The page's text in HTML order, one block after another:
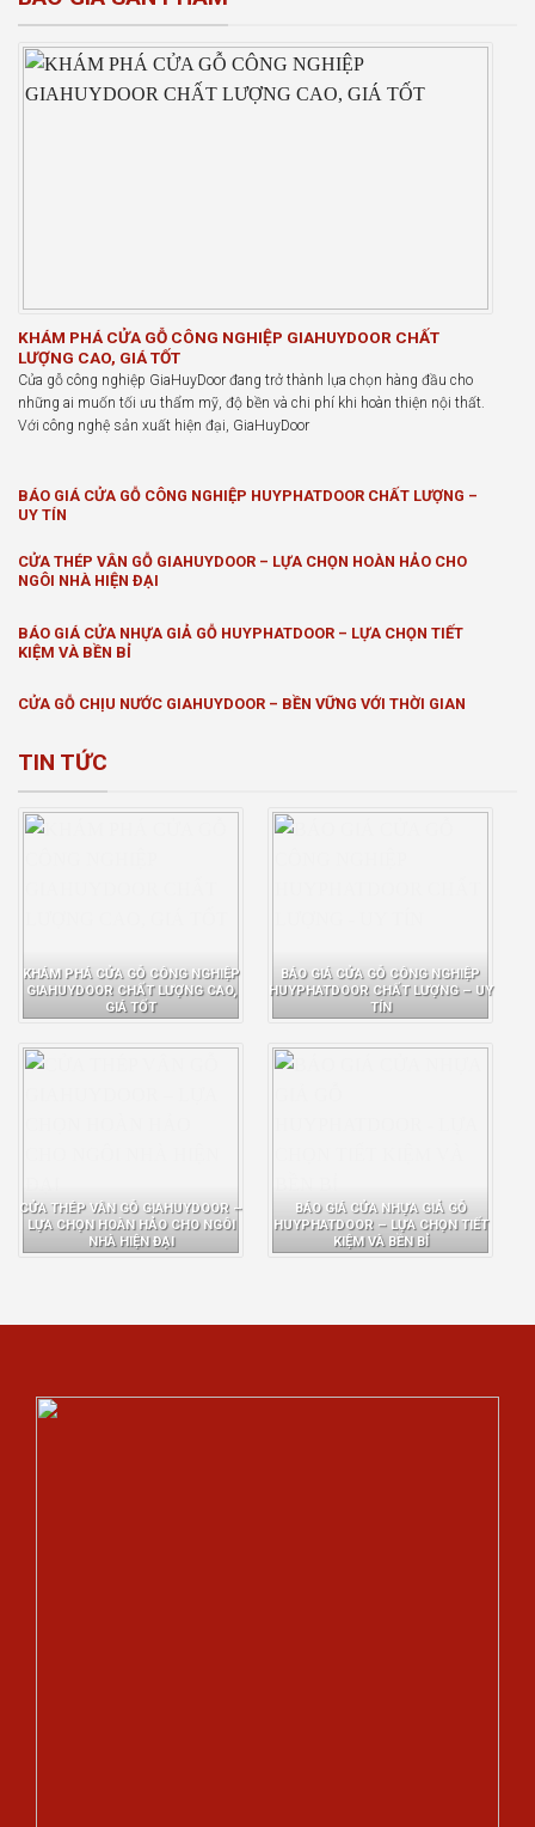
KHÁM PHÁ CỬA GỖ CÔNG NGHIỆP GIAHUYDOOR CHẤT
LƯỢNG CAO, GIÁ TỐT
Cửa gỗ công nghiệp GiaHuyDoor đang trở thành lựa chọn hàng đầu cho
những ai muốn tối ưu thẩm mỹ, độ bền và chi phí khi hoàn thiện nội thất.
Với công nghệ sản xuất hiện đại, GiaHuyDoor
BÁO GIÁ CỬA GỖ CÔNG NGHIỆP HUYPHATDOOR CHẤT LƯỢNG –
UY TÍN
CỬA THÉP VÂN GỖ GIAHUYDOOR – LỰA CHỌN HOÀN HẢO CHO
NGÔI NHÀ HIỆN ĐẠI
BÁO GIÁ CỬA NHỰA GIẢ GỖ HUYPHATDOOR – LỰA CHỌN TIẾT
KIỆM VÀ BỀN BỈ
CỬA GỖ CHỊU NƯỚC GIAHUYDOOR – BỀN VỮNG VỚI THỜI GIAN
TIN TỨC
KHÁM PHÁ CỬA GỖ CÔNG NGHIỆP
GIAHUYDOOR CHẤT LƯỢNG CAO,
GIÁ TỐT
BÁO GIÁ CỬA GỖ CÔNG NGHIỆP
HUYPHATDOOR CHẤT LƯỢNG – UY
TÍN
CỬA THÉP VÂN GỖ GIAHUYDOOR –
LỰA CHỌN HOÀN HẢO CHO NGÔI
NHÀ HIỆN ĐẠI
BÁO GIÁ CỬA NHỰA GIẢ GỖ
HUYPHATDOOR – LỰA CHỌN TIẾT
KIỆM VÀ BỀN BỈ